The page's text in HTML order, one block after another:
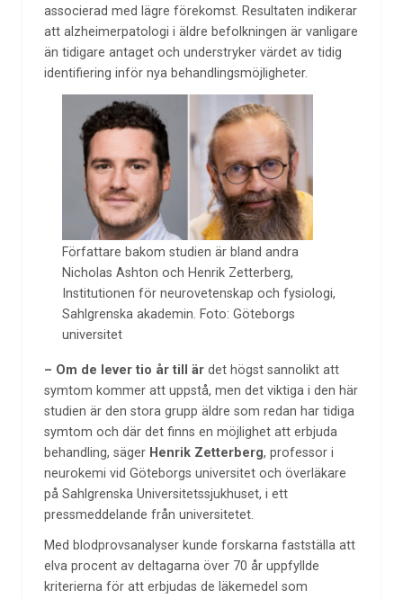
associerad med lägre förekomst. Resultaten indikerar
att alzheimerpatologi i äldre befolkningen är vanligare
än tidigare antaget och understryker värdet av tidig
identifiering inför nya behandlingsmöjligheter.
Författare bakom studien är bland andra
Nicholas Ashton och Henrik Zetterberg,
Institutionen för neurovetenskap och fysiologi,
Sahlgrenska akademin. Foto: Göteborgs
universitet
– Om de lever tio år till ärdet högst sannolikt att
symtom kommer att uppstå, men det viktiga i den här
studien är den stora grupp äldre som redan har tidiga
symtom och där det finns en möjlighet att erbjuda
behandling, sägerHenrik Zetterberg, professor i
neurokemi vid Göteborgs universitet och överläkare
på Sahlgrenska Universitetssjukhuset, i ett
pressmeddelande från universitetet.
Med blodprovsanalyser kunde forskarna fastställa att
elva procent av deltagarna över 70 år uppfyllde
kriterierna för att erbjudas de läkemedel som